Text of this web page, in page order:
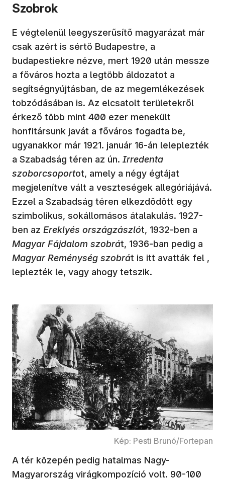
Szobrok
E végtelenül leegyszerűsítő magyarázat már
csak azért is sértő Budapestre, a
budapestiekre nézve, mert 1920 után messze
a főváros hozta a legtöbb áldozatot a
segítségnyújtásban, de az megemlékezések
tobzódásában is. Az elcsatolt területekről
érkező több mint 400 ezer menekült
honfitársunk javát a főváros fogadta be,
ugyanakkor már 1921. január 16-án leleplezték
a Szabadság téren az ún. Irredenta
szoborcsoportot, amely a négy égtájat
megjelenítve vált a veszteségek allegóriájává.
Ezzel a Szabadság téren elkezdődött egy
szimbolikus, sokállomásos átalakulás. 1927-
ben az Ereklyés országzászlót, 1932-ben a
Magyar Fájdalom szobrát, 1936-ban pedig a
Magyar Reménység szobrát is itt avatták fel ,
leplezték le, vagy ahogy tetszik.
Kép: Pesti Brunó/Fortepan
A tér közepén pedig hatalmas Nagy-
Magyarország virágkompozíció volt. 90-100